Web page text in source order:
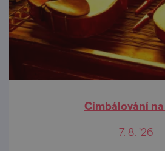
Cimbálování
7. 8. '26